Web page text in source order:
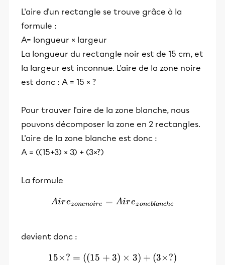
L'aire d'un rectangle se trouve grâce à la
formule :
A= longueur × largeur
La longueur du rectangle noir est de 15 cm, et
la largeur est inconnue. L'aire de la zone noire
est donc : A = 15 × ?
Pour trouver l'aire de la zone blanche, nous
pouvons décomposer la zone en 2 rectangles.
L'aire de la zone blanche est donc :
A = ((15+3) × 3) + (3×?)
La formule
Aire_{zone noire} =
Airezonenoire = Airezoneblanche
devient donc :
15 × ? = ((15+3) × 3) +
15×? = ((15 + 3) × 3) + (3×?)